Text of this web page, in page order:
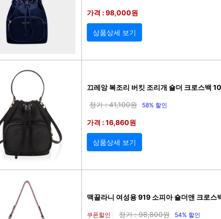
가격 : 98,000원
상품상세 보기
끄레앙 복조리 버킷 조리개 숄더 크로스백
정가 : 41,100원 58% 할인
가격 : 16,860원
상품상세 보기
맥끌라니 여성용 919 소피아 숄더앤 크로스
쿠폰할인 정가 : 98,800원 54% 할인